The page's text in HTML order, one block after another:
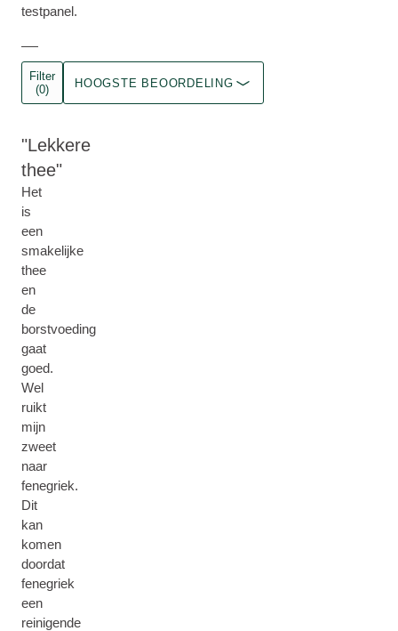
testpanel.
Filter
(0)
HOOGSTE BEOORDELING
Lekkere
thee
Het
is
een
smakelijke
thee
en
de
borstvoeding
gaat
goed.
Wel
ruikt
mijn
zweet
naar
fenegriek.
Dit
kan
komen
doordat
fenegriek
een
reinigende